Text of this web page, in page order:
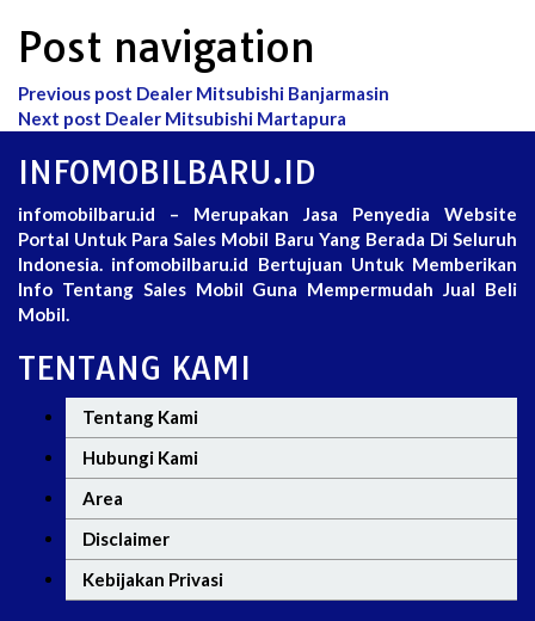
Post navigation
Previous post Dealer Mitsubishi Banjarmasin
Next post Dealer Mitsubishi Martapura
INFOMOBILBARU.ID
infomobilbaru.id – Merupakan Jasa Penyedia Website
Portal Untuk Para Sales Mobil Baru Yang Berada Di Seluruh
Indonesia. infomobilbaru.id Bertujuan Untuk Memberikan
Info Tentang Sales Mobil Guna Mempermudah Jual Beli
Mobil.
TENTANG KAMI
Tentang Kami
Hubungi Kami
Area
Disclaimer
Kebijakan Privasi